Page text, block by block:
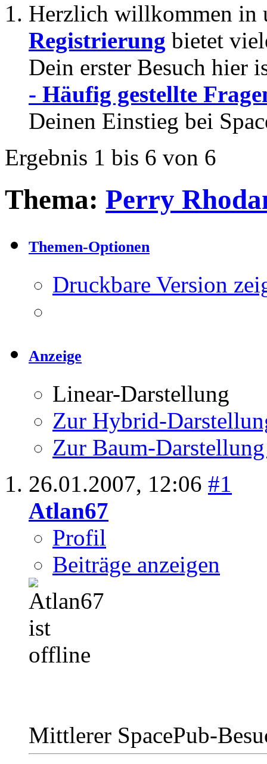
Herzlich willkommen in
Registrierung bietet
Dein erster Besuch hier
- Häufig gestellte
Deinen Einstieg bei
Ergebnis 1 bis 6 von 6
Thema: Perry
Themen-Optionen
Druckbare Version
Anzeige
Linear-Darstellung
Zur Hybrid-
Zur Baum-
26.01.2007, 12:06 #1
Atlan67
Profil
Beiträge anzeigen
Mittlerer SpacePub-